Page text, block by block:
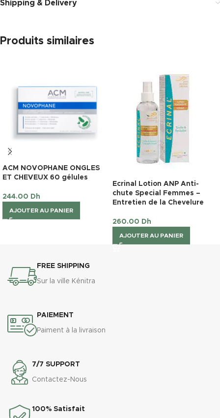
Shipping & Delivery
Produits similaires
ACM NOVOPHANE ONGLES
ET CHEVEUX 60 gélules
244.00 Dh
AJOUTER AU PANIER
Ecrinal Lotion ANP Anti-
chute Special Femmes –
Entretien de la Chevelure
260.00 Dh
AJOUTER AU PANIER
FREE SHIPPING
Sur la ville Kénitra
PAIEMENT
Paiment à la livraison
7/7 SUPPORT
Contactez-Nous
100% Satisfait